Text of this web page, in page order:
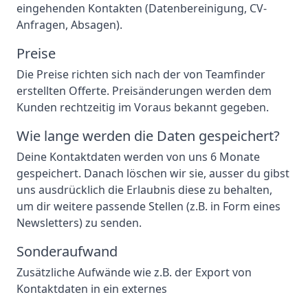
eingehenden Kontakten (Datenbereinigung, CV-
Anfragen, Absagen).
Preise
Die Preise richten sich nach der von Teamfinder
erstellten Offerte. Preisänderungen werden dem
Kunden rechtzeitig im Voraus bekannt gegeben.
Wie lange werden die Daten gespeichert?
Deine Kontaktdaten werden von uns 6 Monate
gespeichert. Danach löschen wir sie, ausser du gibst
uns ausdrücklich die Erlaubnis diese zu behalten,
um dir weitere passende Stellen (z.B. in Form eines
Newsletters) zu senden.
Sonderaufwand
Zusätzliche Aufwände wie z.B. der Export von
Kontaktdaten in ein externes